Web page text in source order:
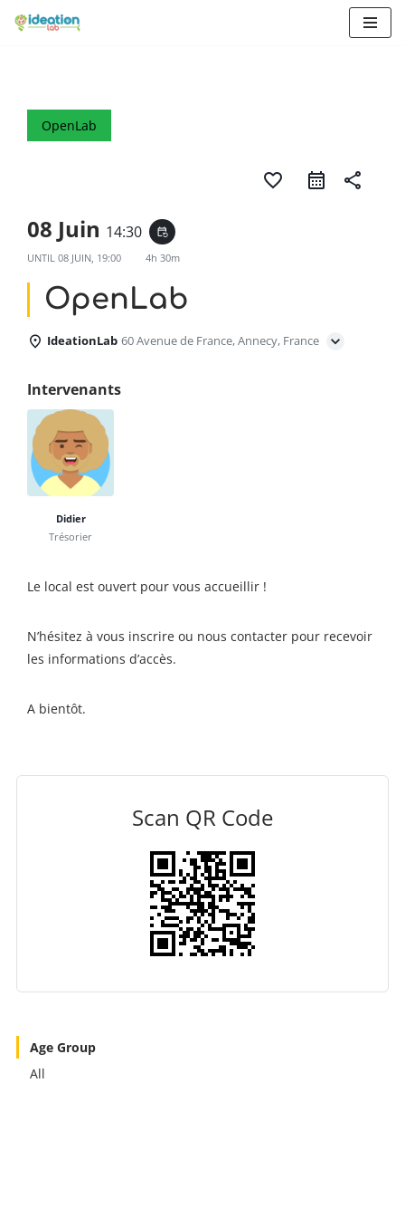
OpenLab
favorite_border share
08 Juin 14:30 event_repeat
UNTIL 08 JUIN, 19:00 4h 30m
OpenLab
IdeationLab 60 Avenue de France, Annecy, France
Intervenants
Didier
Trésorier
Le local est ouvert pour vous accueillir !
N’hésitez à vous inscrire ou nous contacter pour recevoir
les informations d’accès.
A bientôt.
Scan QR Code
Age Group
All